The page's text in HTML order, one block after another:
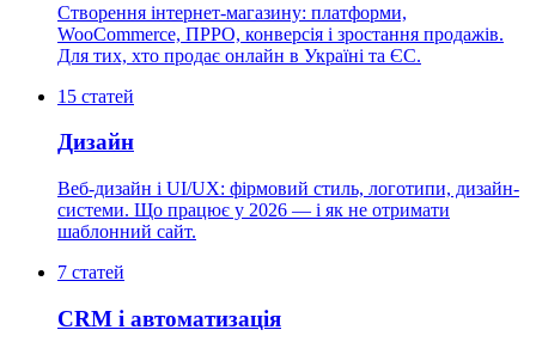
Створення інтернет-магазину: платформи,
WooCommerce, ПРРО, конверсія і зростання продажів.
Для тих, хто продає онлайн в Україні та ЄС.
15 статей
Дизайн
Веб-дизайн і UI/UX: фірмовий стиль, логотипи, дизайн-
системи. Що працює у 2026 — і як не отримати
шаблонний сайт.
7 статей
CRM і автоматизація